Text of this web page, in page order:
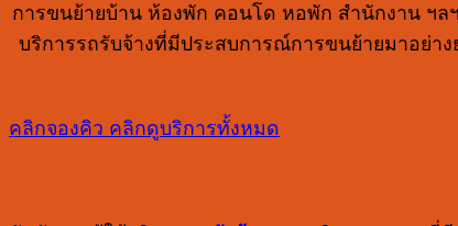
การขนย้ายบ้าน ห้องพัก คอนโด หอพัก สำนักงาน ฯล
บริการรถรับจ้างที่มีประสบการณ์การขนย้ายมาอย่า
คลิกจองคิว คลิกดูบริการทั้งหมด